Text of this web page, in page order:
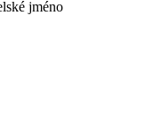
jméno